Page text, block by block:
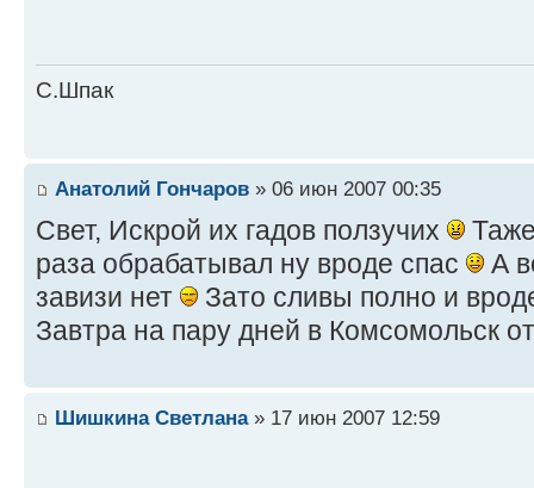
С.Шпак
Анатолий Гончаров » 06 июн 2007 00:35
Свет, Искрой их гадов ползучих
раза обрабатывал ну вроде спас
А
завизи нет
Зато сливы полно и
Завтра на пару дней в Комсомольск
Шишкина Светлана» 17 июн 2007 12:59